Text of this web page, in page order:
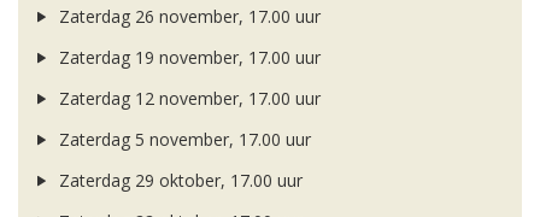
Zaterdag 26 november, 17.00 uur
Zaterdag 19 november, 17.00 uur
Zaterdag 12 november, 17.00 uur
Zaterdag 5 november, 17.00 uur
Zaterdag 29 oktober, 17.00 uur